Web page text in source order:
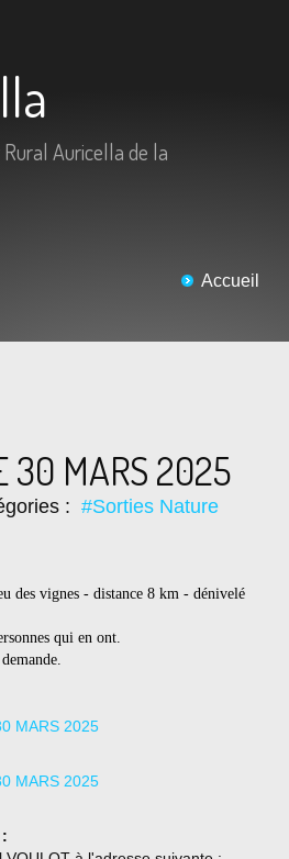
Auricella de la
Accueil
30 MARS 2025
: #Sorties Nature
des vignes - distance 8 km - dénivelé
qui en ont.